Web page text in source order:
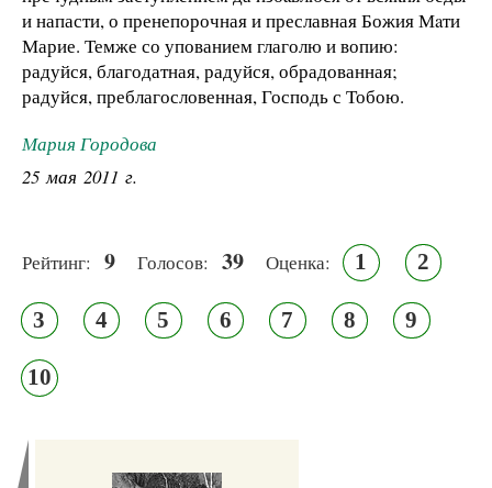
и напасти, о пренепорочная и преславная Божия Мaти
Марие. Темже со упованием глаголю и вопию:
радуйся, благодатная, радуйся, обрадованная;
радуйся, преблагословенная, Господь с Тобою.
Мария Городова
25 мая 2011 г.
Рейтинг: 9 Голосов: 39 Оценка: 1 2
3 4 5 6 7 8 9
10